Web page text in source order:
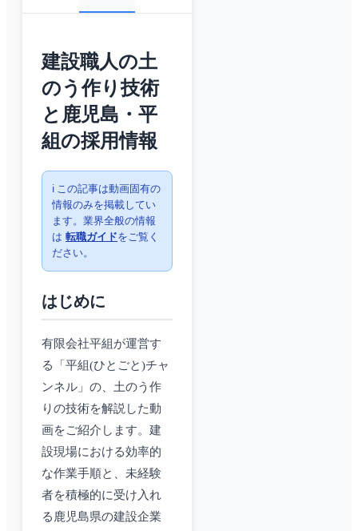
建設職人の土
のう作り技術
と鹿児島・平
組の採用情報
ℹ️ この記事は動画固有の
情報のみを掲載してい
ます。業界全般の情報
は 転職ガイドをご覧く
ださい。
はじめに
有限会社平組が運営す
る「平組(ひとごと)チャ
ンネル」の、土のう作
りの技術を解説した動
画をご紹介します。建
設現場における効率的
な作業手順と、未経験
者を積極的に受け入れ
る鹿児島県の建設企業